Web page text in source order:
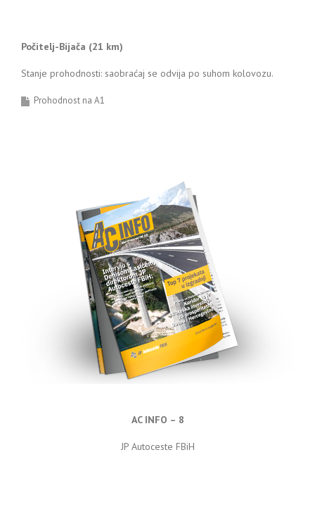
Počitelj-Bijača (21 km)
Stanje prohodnosti: saobraćaj se odvija po suhom kolovozu.
Prohodnost na A1
AC INFO – 8
JP Autoceste FBiH